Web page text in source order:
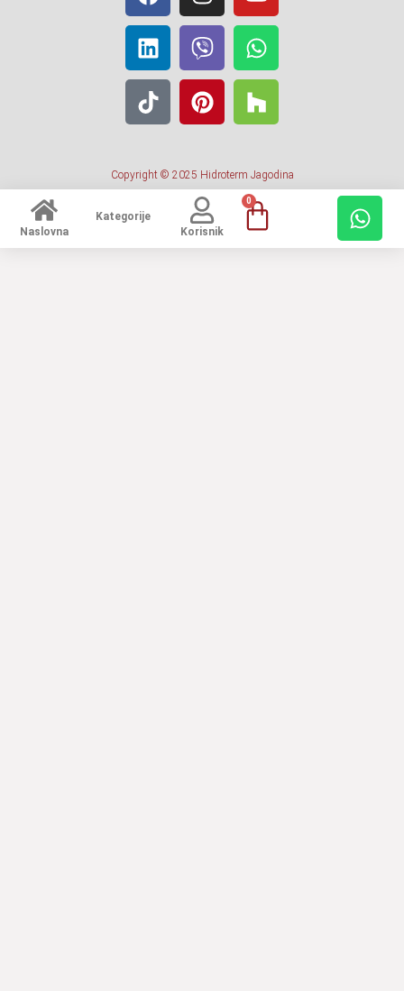
Copyright © 2025 Hidroterm Jagodina
Naslovna
Kategorije
Korisnik
0